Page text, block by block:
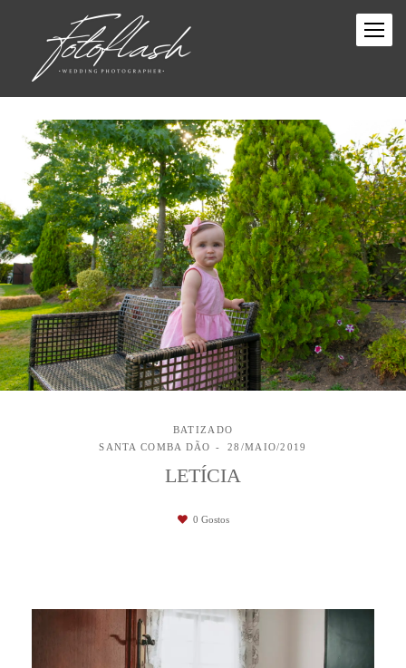
BATIZADO
SANTA COMBA DÃO
28/MAIO/2019
LETÍCIA
0 Gostos